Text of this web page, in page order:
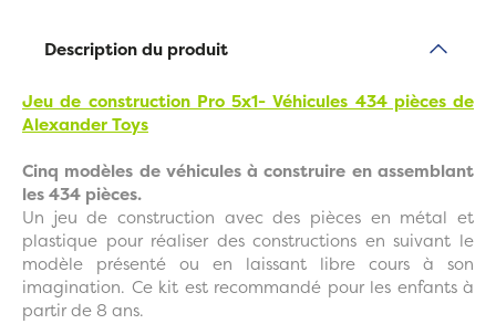
Description du produit
Jeu de construction Pro 5x1- Véhicules 434 pièces de
Alexander Toys
Cinq modèles de véhicules à construire en assemblant
les 434 pièces.
Un jeu de construction avec des pièces en métal et
plastique pour réaliser des constructions en suivant le
modèle présenté ou en laissant libre cours à son
imagination. Ce kit est recommandé pour les enfants à
partir de 8 ans.